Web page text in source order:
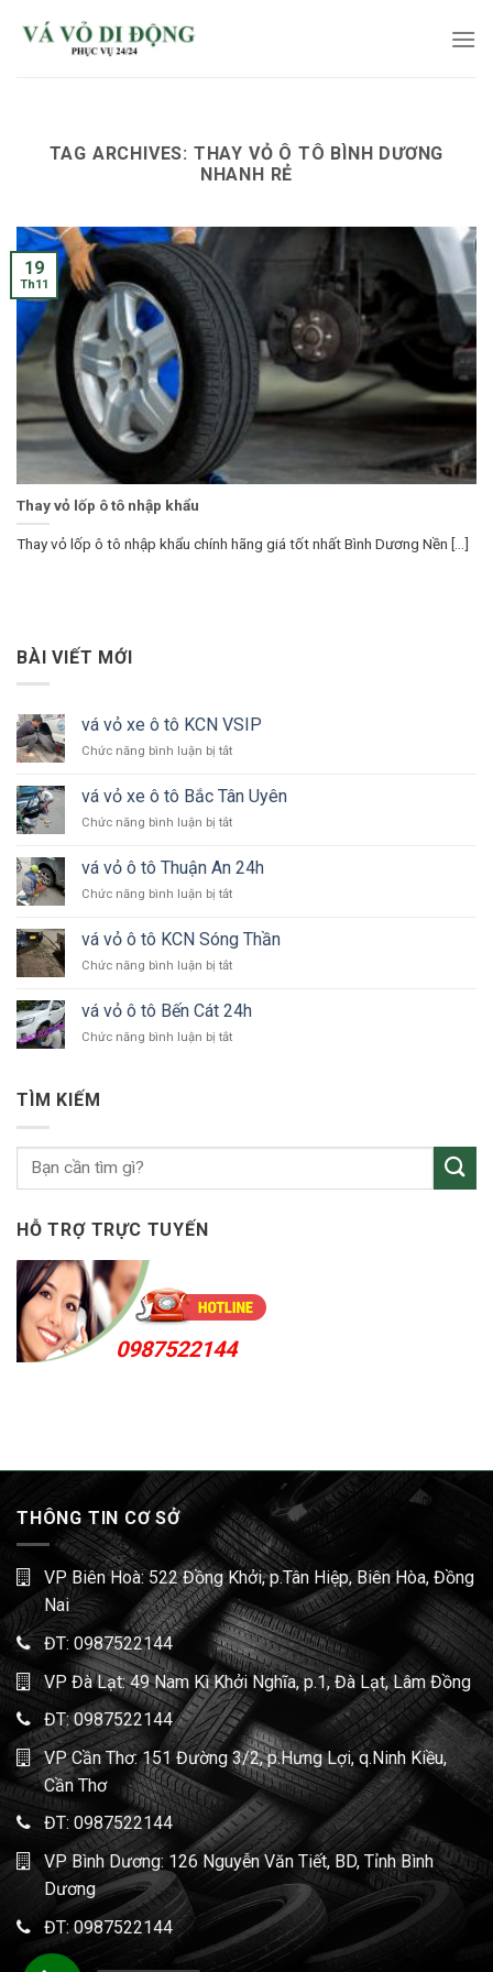
TAG ARCHIVES: THAY VỎ Ô TÔ BÌNH DƯƠNG
NHANH RẺ
Thay vỏ lốp ô tô nhập khẩu
Thay vỏ lốp ô tô nhập khẩu chính hãng giá tốt nhất Bình Dương Nền [...]
19
Th11
BÀI VIẾT MỚI
vá vỏ xe ô tô KCN VSIP
Chức năng bình luận bị tắtở
vỏ
xe
ô
KCN
vá vỏ xe ô tô Bắc Tân Uyên
Chức năng bình luận bị tắtở
vỏ
xe
ô
Bắc
Tân
Uyên
vá vỏ ô tô Thuận An 24h
Chức năng bình luận bị tắtở
ô
tô
An
vá vỏ ô tô KCN Sóng Thần
Chức năng bình luận bị tắtở
vỏ
ô
tô
vá vỏ ô tô Bến Cát 24h
Chức năng bình luận bị tắtở
Cát
TÌM KIẾM
HỖ TRỢ TRỰC TUYẾN
0987522144
THÔNG TIN CƠ SỞ
VP Biên Hoà: 522 Đồng Khởi, p.Tân Hiệp, Biên Hòa, Đồng
Nai
ĐT: 0987522144
VP Đà Lạt: 49 Nam Kì Khởi Nghĩa, p.1, Đà Lạt, Lâm Đồng
ĐT:0987522144
VP Cần Thơ: 151 Đường 3/2, p.Hưng Lợi, q.Ninh Kiều,
Cần Thơ
ĐT: 0987522144
VP Bình Dương: 126 Nguyễn Văn Tiết, BD, Tỉnh Bình
Dương
ĐT: 0987522144